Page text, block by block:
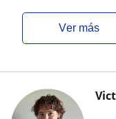
ver más